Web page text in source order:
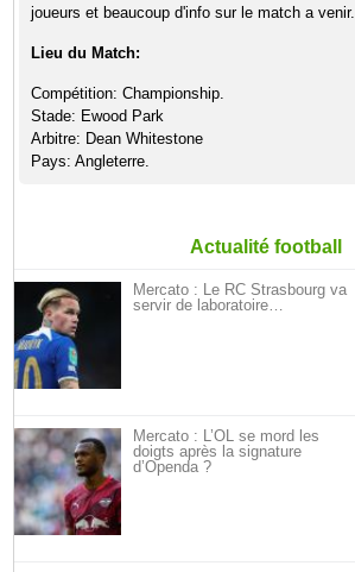
joueurs et beaucoup d'info sur le match a venir.
Lieu du Match:
Compétition: Championship.
Stade: Ewood Park
Arbitre: Dean Whitestone
Pays: Angleterre.
Actualité football
Mercato : Le RC Strasbourg va
servir de laboratoire…
Mercato : L’OL se mord les
doigts après la signature
d’Openda ?